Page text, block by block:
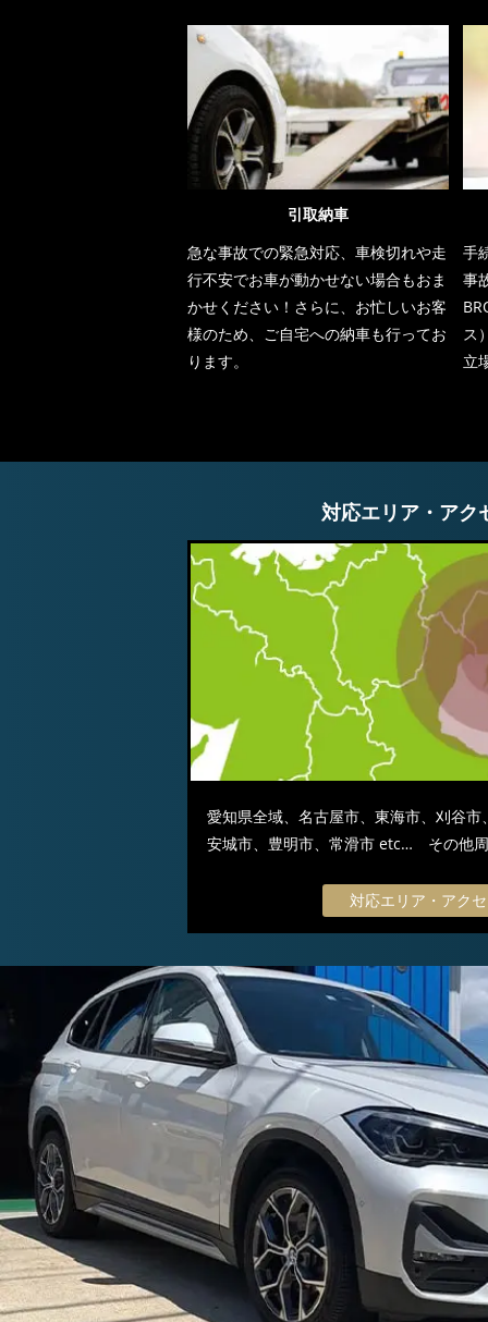
引取納車
急な事故での緊急対応、車検切れや走
行不安でお車が動かせない場合もおま
かせください！さらに、お忙しいお客
様のため、ご自宅への納車も行ってお
ります。
手
事
ス
立
対応エリア・アク
愛知県全域、名古屋市、東海市、刈谷
安城市、豊明市、常滑市 etc… その他
対応エリア・アク